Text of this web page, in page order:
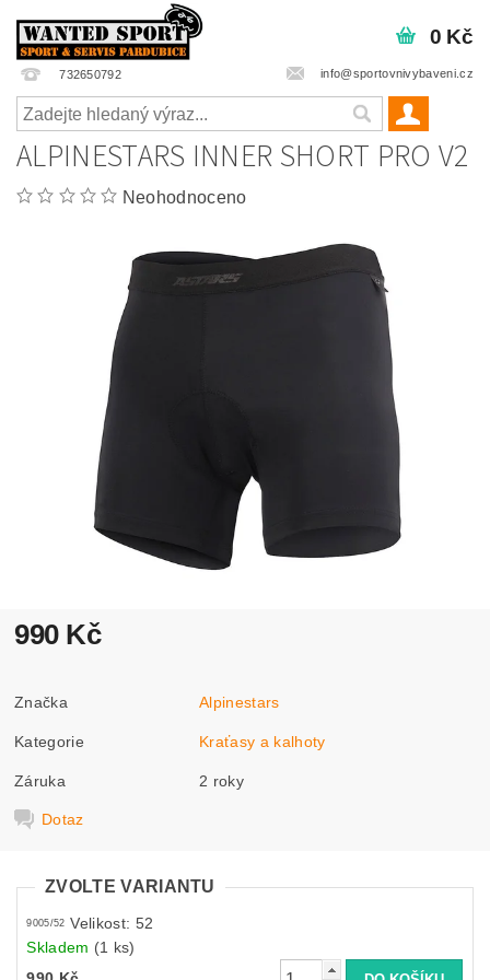
732650792 info@sportovnivybaveni.cz
0 Kč
ALPINESTARS INNER SHORT PRO V2
Neohodnoceno
990 Kč
Značka Alpinestars
Kategorie Kraťasy a kalhoty
Záruka 2 roky
Dotaz
ZVOLTE VARIANTU
9005/52 Velikost: 52
Skladem (1 ks)